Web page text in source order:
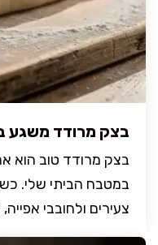
בצק מרודד משגע ב-10 דק', בלי מיקסר
בצק מרודד טוב הוא
במטבח הביתי שלי.
צעירים ולחובבי